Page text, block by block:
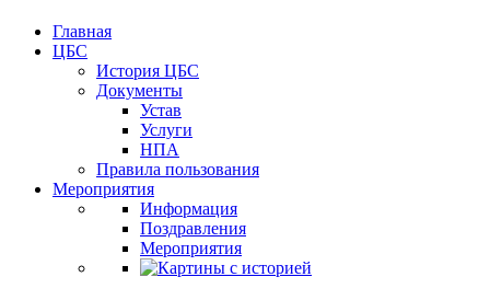
Главная
ЦБС
История ЦБС
Документы
Устав
Услуги
НПА
Правила пользования
Мероприятия
Информация
Поздравления
Мероприятия